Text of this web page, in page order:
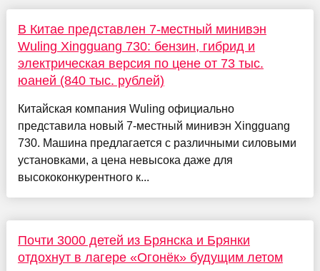
В Китае представлен 7-местный минивэн
Wuling Xingguang 730: бензин, гибрид и
электрическая версия по цене от 73 тыс.
юаней (840 тыс. рублей)
Китайская компания Wuling официально
представила новый 7-местный минивэн Xingguang
730. Машина предлагается с различными силовыми
установками, а цена невысока даже для
высококонкурентного к...
Почти 3000 детей из Брянска и Брянки
отдохнут в лагере «Огонёк» будущим летом